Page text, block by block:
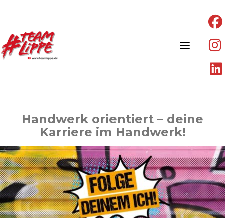
Handwerk orientiert – deine
Karriere im Handwerk!